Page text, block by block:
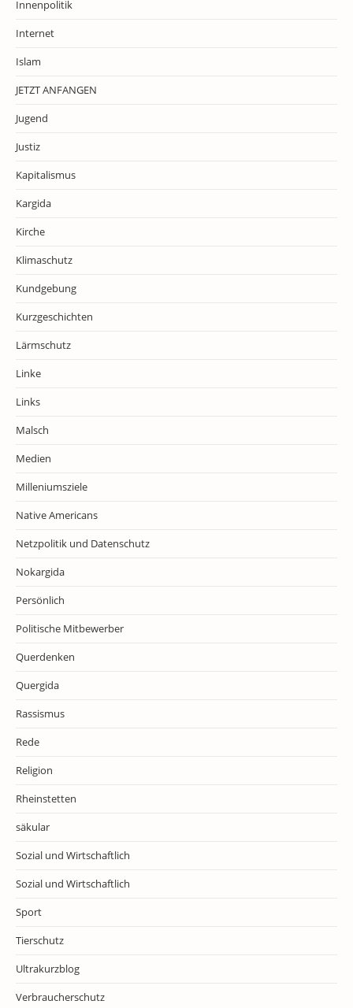
Innenpolitik
Internet
Islam
JETZT ANFANGEN
Jugend
Justiz
Kapitalismus
Kargida
Kirche
Klimaschutz
Kundgebung
Kurzgeschichten
Lärmschutz
Linke
Links
Malsch
Medien
Milleniumsziele
Native Americans
Netzpolitik und Datenschutz
Nokargida
Persönlich
Politische Mitbewerber
Querdenken
Quergida
Rassismus
Rede
Religion
Rheinstetten
säkular
Sozial und Wirtschaftlich
Sozial und Wirtschaftlich
Sport
Tierschutz
Ultrakurzblog
Verbraucherschutz